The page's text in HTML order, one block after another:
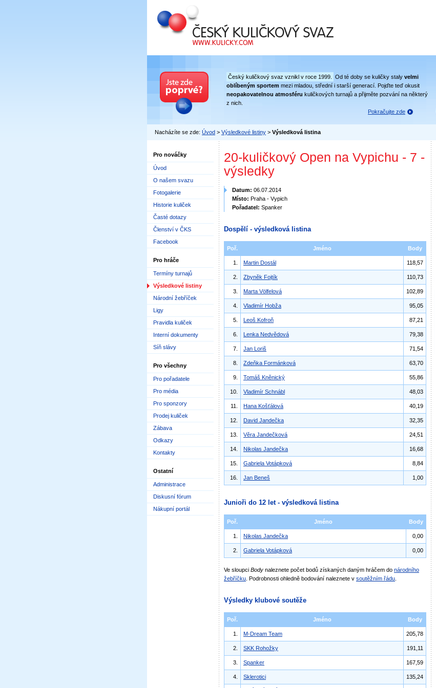
Český kuličkový svaz
Český kuličkový svaz vznikl v roce 1999. Od té doby se kuličky staly velmi
oblíbeným sportem mezi mladou, střední i starší generací. Pojďte teď okusit
neopakovatelnou atmosféru kuličkových turnajů a přijměte pozvání na některý
z nich.
Pokračujte zde
Nacházíte se zde: Úvod > Výsledkové listiny > Výsledková listina
Pro nováčky
Úvod
O našem svazu
Fotogalerie
Historie kuliček
Časté dotazy
Členství v ČKS
Facebook
Pro hráče
Termíny turnajů
Výsledkové listiny
Národní žebříček
Ligy
Pravidla kuliček
Interní dokumenty
Síň slávy
Pro všechny
Pro pořadatele
Pro média
Pro sponzory
Prodej kuliček
Zábava
Odkazy
Kontakty
Ostatní
Administrace
Diskusní fórum
Nákupní portál
20-kuličkový Open na Vypichu - 7 -
výsledky
Datum: 06.07.2014
Místo: Praha - Vypich
Pořadatel: Spanker
Dospělí - výsledková listina
Poř. Jméno Body
1. Martin Dostál 118,57
2. Zbyněk Fojtík 110,73
3. Marta Völfelová 102,89
4. Vladimír Hobža 95,05
5. Leoš Kofroň 87,21
6. Lenka Nedvědová 79,38
7. Jan Loriš 71,54
8. Zdeňka Formánková 63,70
9. Tomáš Kněnický 55,86
10. Vladimír Schnábl 48,03
11. Hana Košťálová 40,19
12. David Jandečka 32,35
13. Věra Jandečková 24,51
14. Nikolas Jandečka 16,68
15. Gabriela Votápková 8,84
16. Jan Beneš 1,00
Junioři do 12 let - výsledková listina
Poř. Jméno Body
1. Nikolas Jandečka 0,00
2. Gabriela Votápková 0,00
Ve sloupci Body naleznete počet bodů získaných daným hráčem do národního
žebříčku . Podrobnosti ohledně bodování naleznete v soutěžním řádu
Výsledky klubové soutěže
Poř. Jméno Body
1. M-Dream Team 205,78
2. SKK Rohožky 191,11
3. Spanker 167,59
4. Sklerotici 135,24